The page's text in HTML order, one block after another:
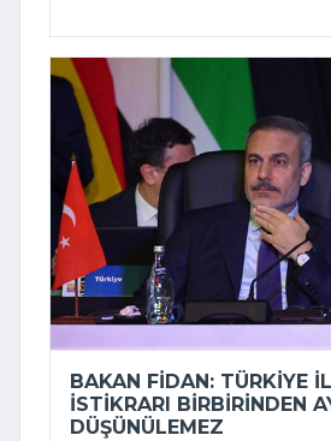
BAKAN FIDAN: TÜRKIYE
ISTIKRARI BIRBIRINDEN
DÜŞÜNÜLEMEZ